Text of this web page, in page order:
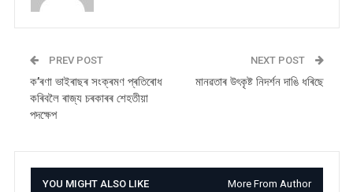
PREV POST
ক’ৰণা ভাইৰাছৰ সংক্ৰমণ প্ৰতিৰোধ
কৰিবলৈ ৰাজ্য চৰকাৰৰ শেহতীয়া
পদক্ষেপ
NEXT POST
মানৱতাৰ উৎকৃষ্ট নিদৰ্শন দাঙি ধৰিছে
YOU MIGHT ALSO LIKE More From Author